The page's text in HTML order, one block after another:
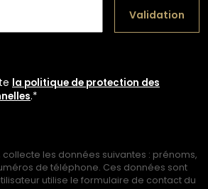
Validation
la politique de protection des
.*
collecte les données suivantes : prénoms,
de téléphone. Ces données sont
utilise le formulaire de contact du